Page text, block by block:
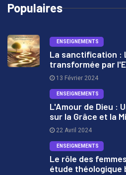
Populaires
ENSEIGNEMENTS
La sanctification :
transformée par
13 Février 2024
ENSEIGNEMENTS
L'Amour de Dieu :
sur la Grâce et la
22 Avril 2024
ENSEIGNEMENTS
Le rôle des
étude théologique